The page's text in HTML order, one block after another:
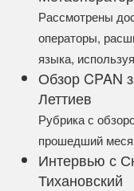
Рассмотрены
операторы,
языка,
Обзор CPAN
Леттиев
Рубрика с
прошедший
Интервью с
Тихановский